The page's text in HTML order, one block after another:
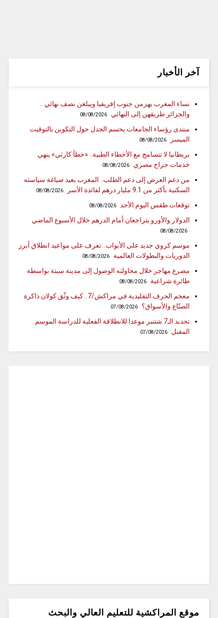
آخر الأخبار
نساء المغرب يهزمن جنوب إفريقيا ويبلغن نصف نهائي ..
والجزائر طريقهن إلى النهائي
08/08/2026
منتدى رؤساء الجامعات يحسم الجدل حول التكوين بالتوقيت
الميسر
08/08/2026
بريطانيا لا تتسامح مع الأخطاء الطبية.. «خطأ كارثي» ينهي
خدمات جراح مصري
08/08/2026
من دعم العرض إلى دعم الطلب.. المغرب يعيد صياغة سياسته
السكنية بأكثر من 9.1 مليار درهم لفائدة الأسر
08/08/2026
توقعات طقس اليوم الأحد 08/08/2026
الدولار والأورو يتراجعان أمام الدرهم خلال الأسبوع الماضي
08/08/2026
موسم كروي جديد على الأبواب.. تعرف على مواعيد انطلاق أبرز
الدوريات والبطولات العالمية
08/08/2026
مصرع مهاجر خلال محاولته الوصول إلى مدينة سبتة بواسطة
طائرة شراعية
08/08/2026
معجم الحرف التقليدية في مراكش/7.. كيف وثّق كولان ذاكرة
الصنّاع والأسواق؟
07/08/2026
تحديد الـ7 شتنبر موعدا للانطلاقة الفعلية للدراسة الموسم
المقبل
07/08/2026
موقع المراكشية للتعليم العالي والبحث